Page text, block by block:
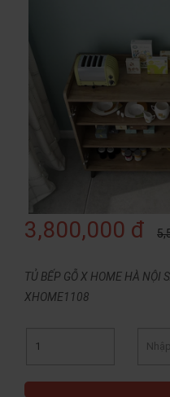
3,800,000 đ
TỦ BẾP GỖ X HOME HÀ NỘI
XHOME1108